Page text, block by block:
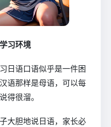
习环境
日语口语似乎是一件困
语那样是母语，可以每
得很溜。
大胆地说日语，家长必